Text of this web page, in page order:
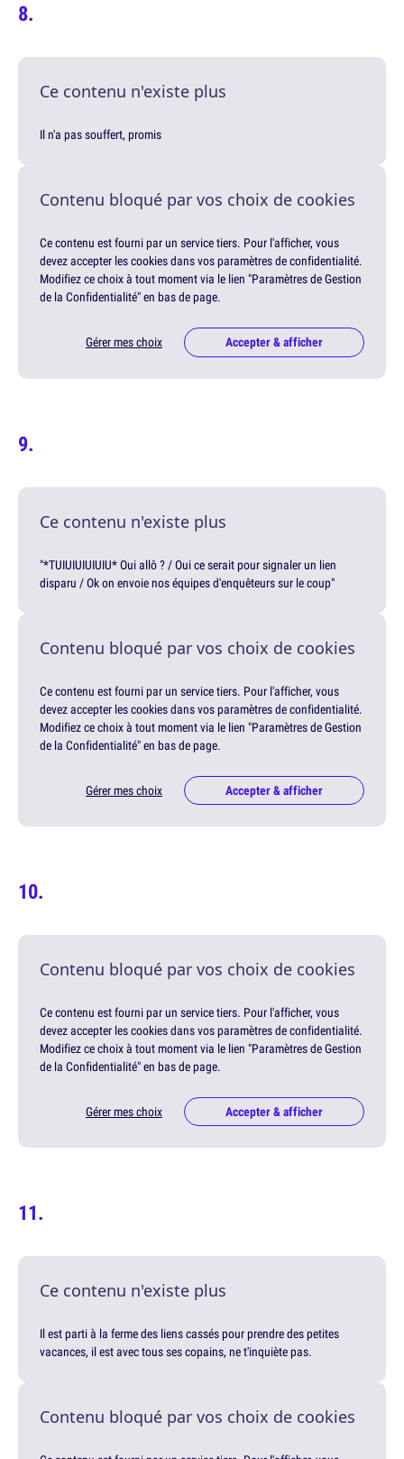
Ce contenu n'existe plus
Il n'a pas souffert, promis
Contenu bloqué par vos choix de cookies
Ce contenu est fourni par un service tiers. Pour l'afficher, vous
devez accepter les cookies dans vos paramètres de confidentialité.
Modifiez ce choix à tout moment via le lien "Paramètres de Gestion
de la Confidentialité" en bas de page.
Gérer mes choix Accepter & afficher
Ce contenu n'existe plus
"*TUIUIUIUIUIU* Oui allô ? / Oui ce serait pour signaler un lien
disparu / Ok on envoie nos équipes d'enquêteurs sur le coup"
Contenu bloqué par vos choix de cookies
Ce contenu est fourni par un service tiers. Pour l'afficher, vous
devez accepter les cookies dans vos paramètres de confidentialité.
Modifiez ce choix à tout moment via le lien "Paramètres de Gestion
de la Confidentialité" en bas de page.
Gérer mes choix Accepter & afficher
Contenu bloqué par vos choix de cookies
Ce contenu est fourni par un service tiers. Pour l'afficher, vous
devez accepter les cookies dans vos paramètres de confidentialité.
Modifiez ce choix à tout moment via le lien "Paramètres de Gestion
de la Confidentialité" en bas de page.
Gérer mes choix Accepter & afficher
Ce contenu n'existe plus
Il est parti à la ferme des liens cassés pour prendre des petites
vacances, il est avec tous ses copains, ne t'inquiète pas.
Contenu bloqué par vos choix de cookies